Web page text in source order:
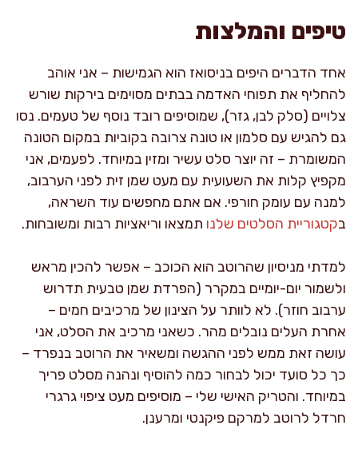
טיפים והמלצות
אחד הדברים היפים בניסואז הוא הגמישות – אני אוהב
להחליף את תפוחי האדמה בבתים מסוימים בירקות שורש
צלויים (סלק לבן, גזר), שמוסיפים רובד נוסף של טעמים. נסו
גם להגיש עם סלמון או טונה צרובה בקוביות במקום הטונה
המשומרת – זה יוצר סלט עשיר ומזין במיוחד. לפעמים, אני
מקפיץ קלות את השעועית עם מעט שמן זית לפני הערבוב,
למנה עם עומק חורפי. אם אתם מחפשים עוד השראה,
בקטגוריית הסלטים שלנו תמצאו וריאציות רבות ומשובחות.
למדתי מניסיון שהרוטב הוא הכוכב – אפשר להכין מראש
ולשמור יום-יומיים במקרר (הפרדת שמן טבעית תדרוש
ערבוב חוזר). לא לוותר על הצינון של מרכיבים חמים –
אחרת העלים נובלים מהר. כשאני מרכיב את הסלט, אני
עושה זאת ממש לפני ההגשה ומשאיר את הרוטב בנפרד –
כך כל סועד יכול לבחור כמה להוסיף ונהנה מסלט פריך
במיוחד. והטריק האישי שלי – מוסיפים מעט ציפוי גרגרי
חרדל לרוטב למרקם פיקנטי ומרענן.